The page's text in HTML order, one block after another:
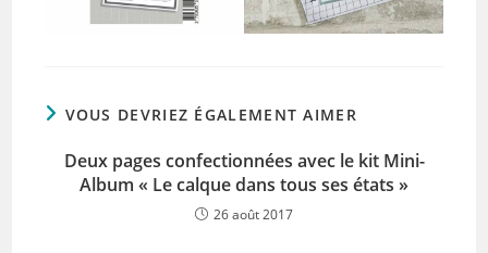
VOUS DEVRIEZ ÉGALEMENT AIMER
Deux pages confectionnées avec le kit Mini-
Album « Le calque dans tous ses états »
26 août 2017